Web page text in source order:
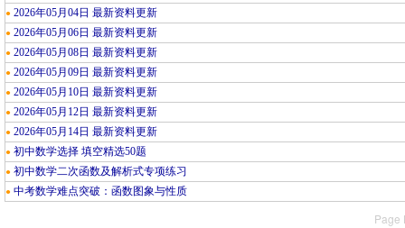
● 2026年05月04日 最新资料更新
● 2026年05月06日 最新资料更新
● 2026年05月08日 最新资料更新
● 2026年05月09日 最新资料更新
● 2026年05月10日 最新资料更新
● 2026年05月12日 最新资料更新
● 2026年05月14日 最新资料更新
● 初中数学选择 填空精选50题
● 初中数学二次函数及解析式专项练习
● 中考数学难点突破：函数图象与性质
Page